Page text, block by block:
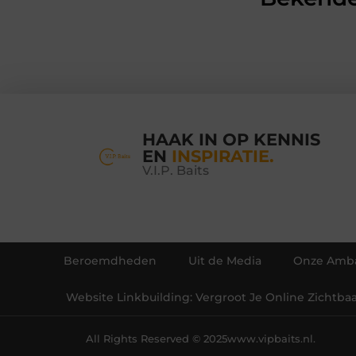
HAAK IN OP KENNIS
EN INSPIRATIE.
V.I.P. Baits
Beroemdheden Uit de Media Onze
Website Linkbuilding: Vergroot Je Online
All Rights Reserved © 2025www.vipbaits.nl.